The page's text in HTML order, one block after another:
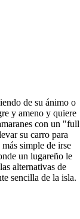
de su ánimo o
y ameno y quiere
con un "full
su carro para
simple de irse
un lugareño le
alternativas de
sencilla de la isla.